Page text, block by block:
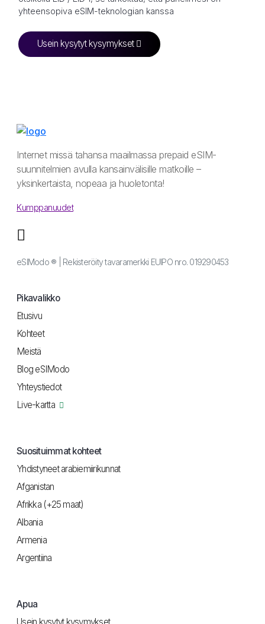
yhteensopiva eSIM-teknologian kanssa
Usein kysytyt kysymykset
Internet missä tahansa maailmassa prepaid eSIM-
suunnitelmien avulla kansainvälisille matkoille –
yksinkertaista, nopeaa ja huoletonta!
Kumppanuudet
eSIModo ® | Rekisteröity tavaramerkki EUIPO nro. 019290453
Pikavalikko
Etusivu
Kohteet
Meistä
Blog eSIModo
Yhteystiedot
Live-kartta
Suosituimmat kohteet
Yhdistyneet arabiemiirikunnat
Afganistan
Afrikka (+25 maat)
Albania
Armenia
Argentiina
Apua